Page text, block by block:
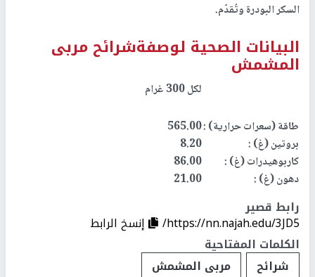
السكر البودرة وتُقدّم.
البيانات الصحية لوصفةشرائح مربى
المشمش
لكل 300 غرام
طاقة (سعرات حرارية) :565.00
بروتين (غ) :
8.20
كاربوهيدرات (غ) :
86.00
دهون (غ) :
21.00
رابط قصير
https://nn.najah.edu/3JD5/
إنسخ الرابط
الكلمات المفتاحية
شرائح
مربى المشمش